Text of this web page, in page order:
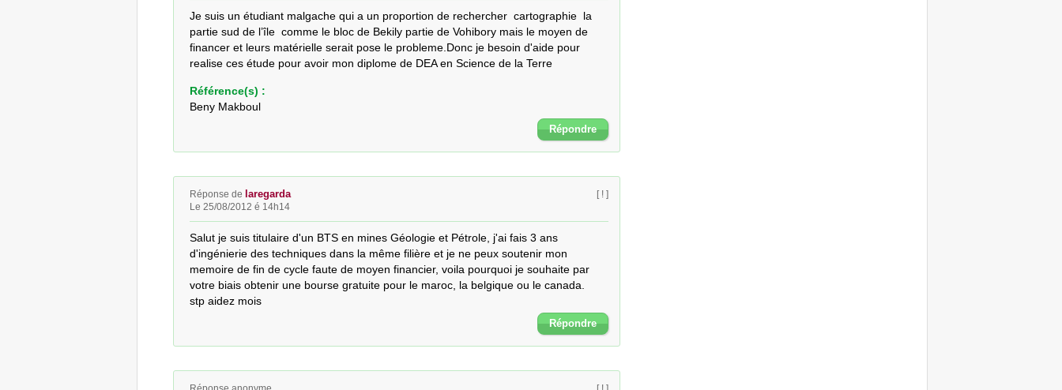
Je suis un étudiant malgache qui a un proportion de rechercher  cartographie  la
partie sud de l’île  comme le bloc de Bekily partie de Vohibory mais le moyen de
financer et leurs matérielle serait pose le probleme.Donc je besoin d'aide pour
realise ces étude pour avoir mon diplome de DEA en Science de la Terre
Référence(s) :
Beny Makboul
Répondre
Réponse de laregarda
Le 25/08/2012 é 14h14
[ ! ]
Salut je suis titulaire d'un BTS en mines Géologie et Pétrole, j'ai fais 3 ans
d'ingénierie des techniques dans la même filière et je ne peux soutenir mon
memoire de fin de cycle faute de moyen financier, voila pourquoi je souhaite par
votre biais obtenir une bourse gratuite pour le maroc, la belgique ou le canada.
stp aidez mois
Répondre